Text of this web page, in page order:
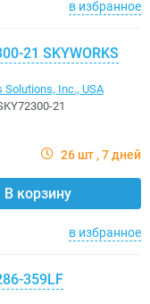
в избранное
21 SKYWORKS
Solutions, Inc., USA
21
26 шт 7 дней
В корзину
в избранное
359LF